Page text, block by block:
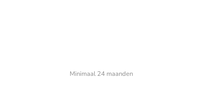
Minimaal 24 maanden